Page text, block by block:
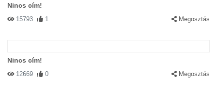
Nincs cím!
15793 1 Megosztás
Nincs cím!
12669 0 Megosztás